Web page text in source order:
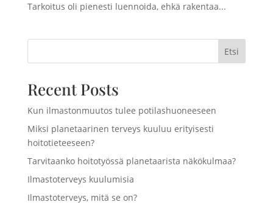
Tarkoitus oli pienesti luennoida, ehkä rakentaa...
Etsi
Recent Posts
Kun ilmastonmuutos tulee potilashuoneeseen
Miksi planetaarinen terveys kuuluu erityisesti
hoitotieteeseen?
Tarvitaanko hoitotyössä planetaarista näkökulmaa?
Ilmastoterveys kuulumisia
Ilmastoterveys, mitä se on?